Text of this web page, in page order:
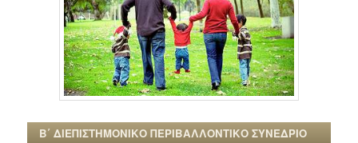
Β΄ ΔΙΕΠΙΣΤΗΜΟΝΙΚΟ ΠΕΡΙΒΑΛΛΟΝΤΙΚΟ ΣΥΝΕΔΡΙΟ